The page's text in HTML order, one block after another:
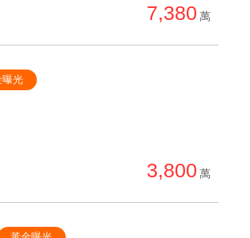
7,380 萬
曝光
3,800 萬